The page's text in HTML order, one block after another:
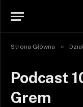
Strona Główna »
Podcast
Grem